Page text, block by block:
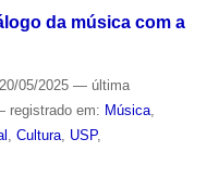
da música com a
05/2025 — última
registrado em: Música,
, Cultura, USP,